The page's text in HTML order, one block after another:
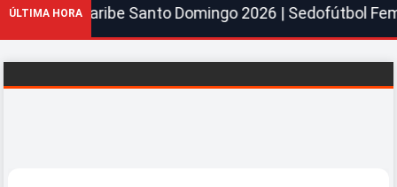
ÚLTIMA HORASanto Domingo 2026 | Sedofútbol